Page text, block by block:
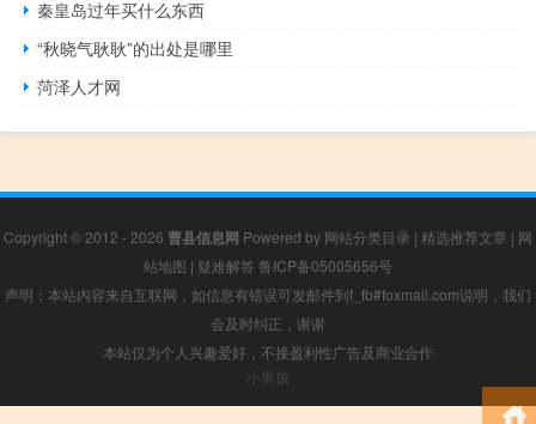
秦皇岛过年买什么东西
“秋晓气耿耿”的出处是哪里
菏泽人才网
Copyright © 2012 - 2026 曹县信息网 Powered by 网站分类目录 | 精选推荐文章 | 网
站地图 | 疑难解答 鲁ICP备05005656号
声明：本站内容来自互联网，如信息有错误可发邮件到f_fb#foxmail.com说明，我们
会及时纠正，谢谢
本站仅为个人兴趣爱好，不接盈利性广告及商业合作
小男孩